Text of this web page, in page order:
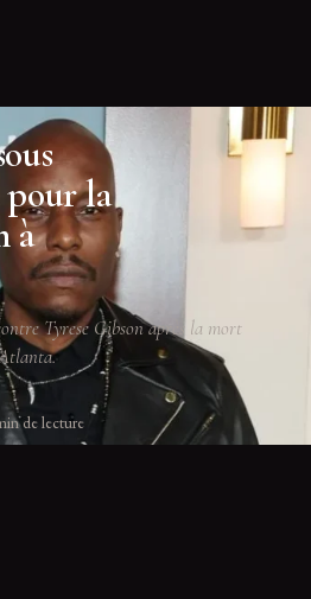
pour la
à
Tyrese Gibson après la mort
de lecture